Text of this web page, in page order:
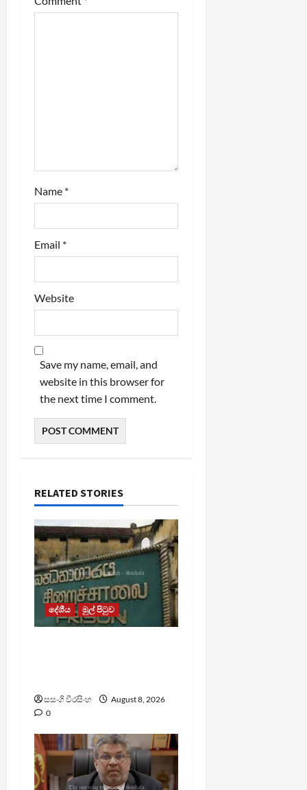
Name *
Email *
Website
Save my name, email, and
website in this browser for
the next time I comment.
RELATED STORIES
දේශීය මුල් පිටුව
සසංගි වීරසිංහ
August 8, 2026
0